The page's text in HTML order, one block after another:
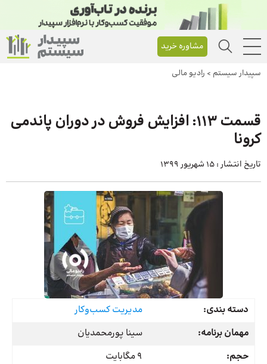
مشاوره خرید
سپیدار سیستم > رادیو مالی
قسمت 113: افزایش فروش در دوران پاندمی
کرونا
تاریخ انتشار : 15 شهریور 1399
دسته بندی:
مدیریت کسب‌وکار
مهمان برنامه:
سینا پورمحمدیان
حجم:
9 مگابایت